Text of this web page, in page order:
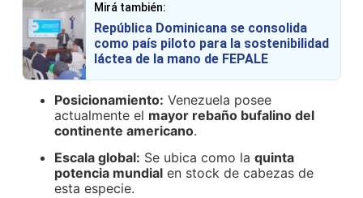
Mirá también:
República Dominicana se consolida
como país piloto para la sostenibilidad
láctea de la mano de FEPALE
Posicionamiento: Venezuela posee
actualmente el mayor rebaño bufalino del
continente americano.
Escala global: Se ubica como laquinta
potencia mundial en stock de cabezas de
esta especie.